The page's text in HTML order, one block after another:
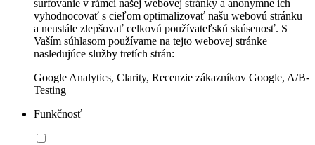
surfovanie v rámci našej webovej stránky a anonymne ich
vyhodnocovať s cieľom optimalizovať našu webovú stránku
a neustále zlepšovať celkovú používateľskú skúsenosť. S
Vaším súhlasom používame na tejto webovej stránke
nasledujúce služby tretích strán:
Google Analytics, Clarity, Recenzie zákazníkov Google, A/B-
Testing
Funkčnosť